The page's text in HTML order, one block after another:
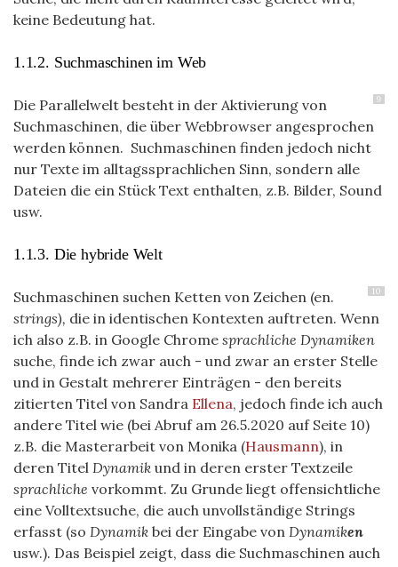
keine Bedeutung hat.
1.1.2. Suchmaschinen im Web
9
Die Parallelwelt besteht in der Aktivierung von
Suchmaschinen, die über Webbrowser angesprochen
werden können. Suchmaschinen finden jedoch nicht
nur Texte im alltagssprachlichen Sinn, sondern alle
Dateien die ein Stück Text enthalten, z.B. Bilder, Sound
usw.
1.1.3. Die hybride Welt
10
Suchmaschinen suchen Ketten von Zeichen (en.
strings), die in identischen Kontexten auftreten. Wenn
ich also z.B. in Google Chrome sprachliche Dynamiken
suche, finde ich zwar auch - und zwar an erster Stelle
und in Gestalt mehrerer Einträgen - den bereits
zitierten Titel von Sandra Ellena, jedoch finde ich auch
andere Titel wie (bei Abruf am 26.5.2020 auf Seite 10)
z.B. die Masterarbeit von Monika (Hausmann), in
deren Titel Dynamik und in deren erster Textzeile
sprachliche vorkommt. Zu Grunde liegt offensichtliche
eine Volltextsuche, die auch unvollständige Strings
erfasst (so Dynamik bei der Eingabe von Dynamiken
usw.). Das Beispiel zeigt, dass die Suchmaschinen auch